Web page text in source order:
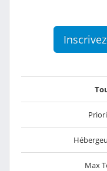
Max